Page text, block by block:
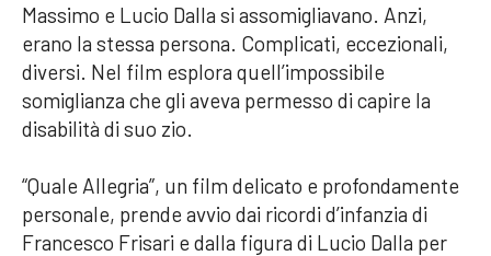
Massimo e Lucio Dalla si assomigliavano. Anzi,
erano la stessa persona. Complicati, eccezionali,
diversi. Nel film esplora quell’impossibile
somiglianza che gli aveva permesso di capire la
disabilità di suo zio.
“Quale Allegria”, un film delicato e profondamente
personale, prende avvio dai ricordi d’infanzia di
Francesco Frisari e dalla figura di Lucio Dalla per